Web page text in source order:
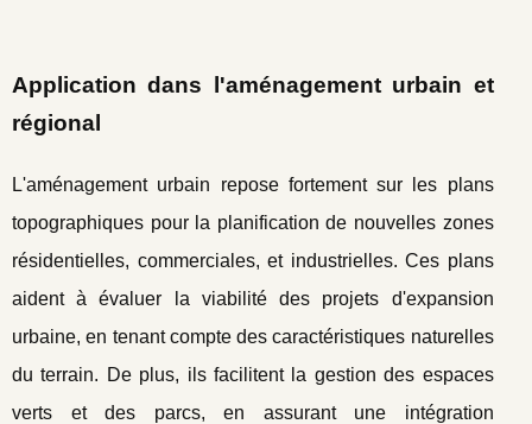
Application dans l'aménagement urbain et
régional
L'aménagement urbain repose fortement sur les plans
topographiques pour la planification de nouvelles zones
résidentielles, commerciales, et industrielles. Ces plans
aident à évaluer la viabilité des projets d'expansion
urbaine, en tenant compte des caractéristiques naturelles
du terrain. De plus, ils facilitent la gestion des espaces
verts et des parcs, en assurant une intégration